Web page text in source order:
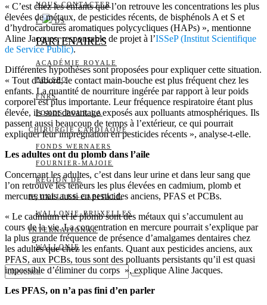
NOUS CONTACTER
I DS
PARTENAIRES
ACADÉMIE ROYALE
BELSPO
FNRS
FONDS POUR LA
CHIRURGIE CARDIAQUE
FONDS WERNAERS
FOURNIER-MAJOIE
RÉGION DE
BRUXELLES-CAPITALE
WALLONIE-BRUXELLES
INTERNATIONAL
WALLONIE
« C’est chez les enfants que l’on retrouve les concentrations les plus
élevées de métaux, de pesticides récents, de bisphénols A et S et
d’hydrocarbures aromatiques polycycliques (HAPs) », mentionne
Aline Jacques, responsable de projet à l’ISSeP (Institut Scientifique
de Service Public).
Différentes hypothèses sont proposées pour expliquer cette situation.
« Tout d’abord, le contact main-bouche est plus fréquent chez les
enfants. La quantité de nourriture ingérée par rapport à leur poids
corporel est plus importante. Leur fréquence respiratoire étant plus
élevée, ils sont davantage exposés aux polluants atmosphériques. Ils
passent aussi beaucoup de temps à l’extérieur, ce qui pourrait
expliquer leur imprégnation en pesticides récents », analyse-t-elle.
Les adultes ont du plomb dans l’aile
Concernant les adultes, c’est dans leur urine et dans leur sang que
l’on retrouve les teneurs les plus élevées en cadmium, plomb et
mercure, mais aussi en pesticides anciens, PFAS et PCBs.
« Le cadmium et le plomb sont des métaux qui s’accumulent au
cours de la vie. La concentration en mercure pourrait s’explique par
la plus grande fréquence de présence d’amalgames dentaires chez
les adultes que chez les enfants. Quant aux pesticides anciens, aux
PFAS, aux PCBs, tous sont des polluants persistants qu’il est quasi
impossible d’éliminer du corps », explique Aline Jacques.
Les PFAS, on n’a pas fini d’en parler